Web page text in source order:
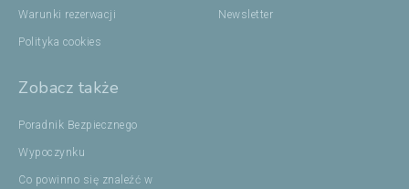
Warunki rezerwacji
Polityka cookies
Newsletter
Zobacz także
Poradnik Bezpiecznego
Wypoczynku
Co powinno się znaleźć w